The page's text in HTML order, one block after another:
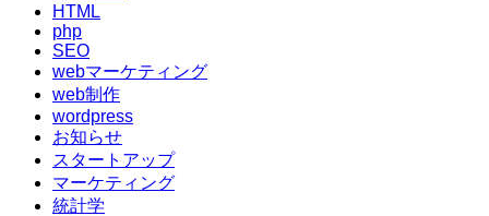
HTML
php
SEO
webマーケティング
web制作
wordpress
お知らせ
スタートアップ
マーケティング
統計学